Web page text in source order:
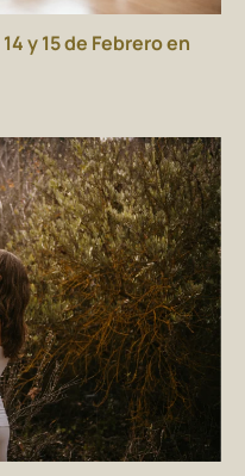
y 15 de Febrero en